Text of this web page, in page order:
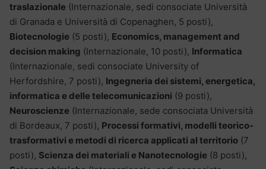
traslazionale (Internazionale, sedi consociate Università
di Granada e Università di Copenaghen, 5 posti),
Biotecnologie (5 posti), Economics, management and
decision making (Internazionale, 10 posti), Informatica
(Internazionale, sedi consociate University of
Herfordshire, 7 posti), Ingegneria dei sistemi, energetica,
informatica e delle telecomunicazioni (9 posti),
Neuroscienze (Internazionale, sede consociata Università
di Bordeaux, 7 posti), Processi formativi, modelli teorico-
trasformativi e metodi di ricerca applicati al territorio (7
posti), Scienza dei materiali e Nanotecnologie (8 posti),